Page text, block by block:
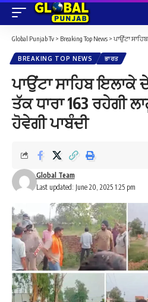
Global Punjab Tv > Breaking Top News > ਪਾਉਂਟਾ ਸਾਹਿਬ ਇਲਾਕੇ ਦੇ
BREAKING TOP NEWS ਭਾਰਤ
ਪਾਉਂਟਾ ਸਾਹਿਬ ਇਲਾਕੇ
ਤੱਕ ਧਾਰਾ 163 ਰਹੇਗੀ
ਹੋਵੇਗੀ ਪਾਬੰਦੀ
Last updated: June 20, 2025 1:25 pm
Global Team